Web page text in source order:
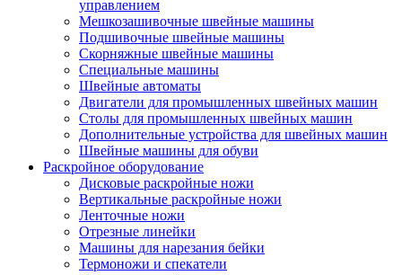
управлением
Мешкозашивочные швейные машины
Подшивочные швейные машины
Скорняжные швейные машины
Специальные машины
Швейные автоматы
Двигатели для промышленных швейных машин
Столы для промышленных швейных машин
Дополнительные устройства для швейных машин
Швейные машины для обуви
Раскройное оборудование
Дисковые раскройные ножи
Вертикальные раскройные ножи
Ленточные ножи
Отрезные линейки
Машины для нарезания бейки
Термоножи и спекатели